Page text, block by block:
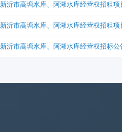
新沂市高塘水库、阿湖水库经营权招租
新沂市高塘水库、阿湖水库经营权招租
新沂市高塘水库、阿湖水库经营权招标公